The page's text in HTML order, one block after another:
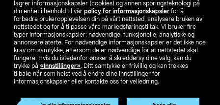
lagrer informasjonskapsler (cookies) og annen sporingsteknologi på
din enhet i henhold til vår policy for informasjonskapsler for å
forbedre brukeropplevelsen din på vårt nettsted, analysere bruken av
nettstedet og for å tilpasse våre markedsføringstiltak. Vi bruker fire
typer informasjonskapsler: nødvendige, funksjonelle, analytiske og
annonserelaterte. For nødvendige informasjonskapsler er det ikke noe
krav om samtykke, ettersom de er nødvendige for at nettstedet skal
fungere. Hvis du istedenfor ønsker å skreddersy dine valg, kan du
trykke på «Innstillinger». Ditt samtykke er frivillig og kan trekkes
tilbake når som helst ved å endre dine innstillinger for
informasjonskapsler eller kontakte oss for veiledning.
Finn din butikk
SE NO FI